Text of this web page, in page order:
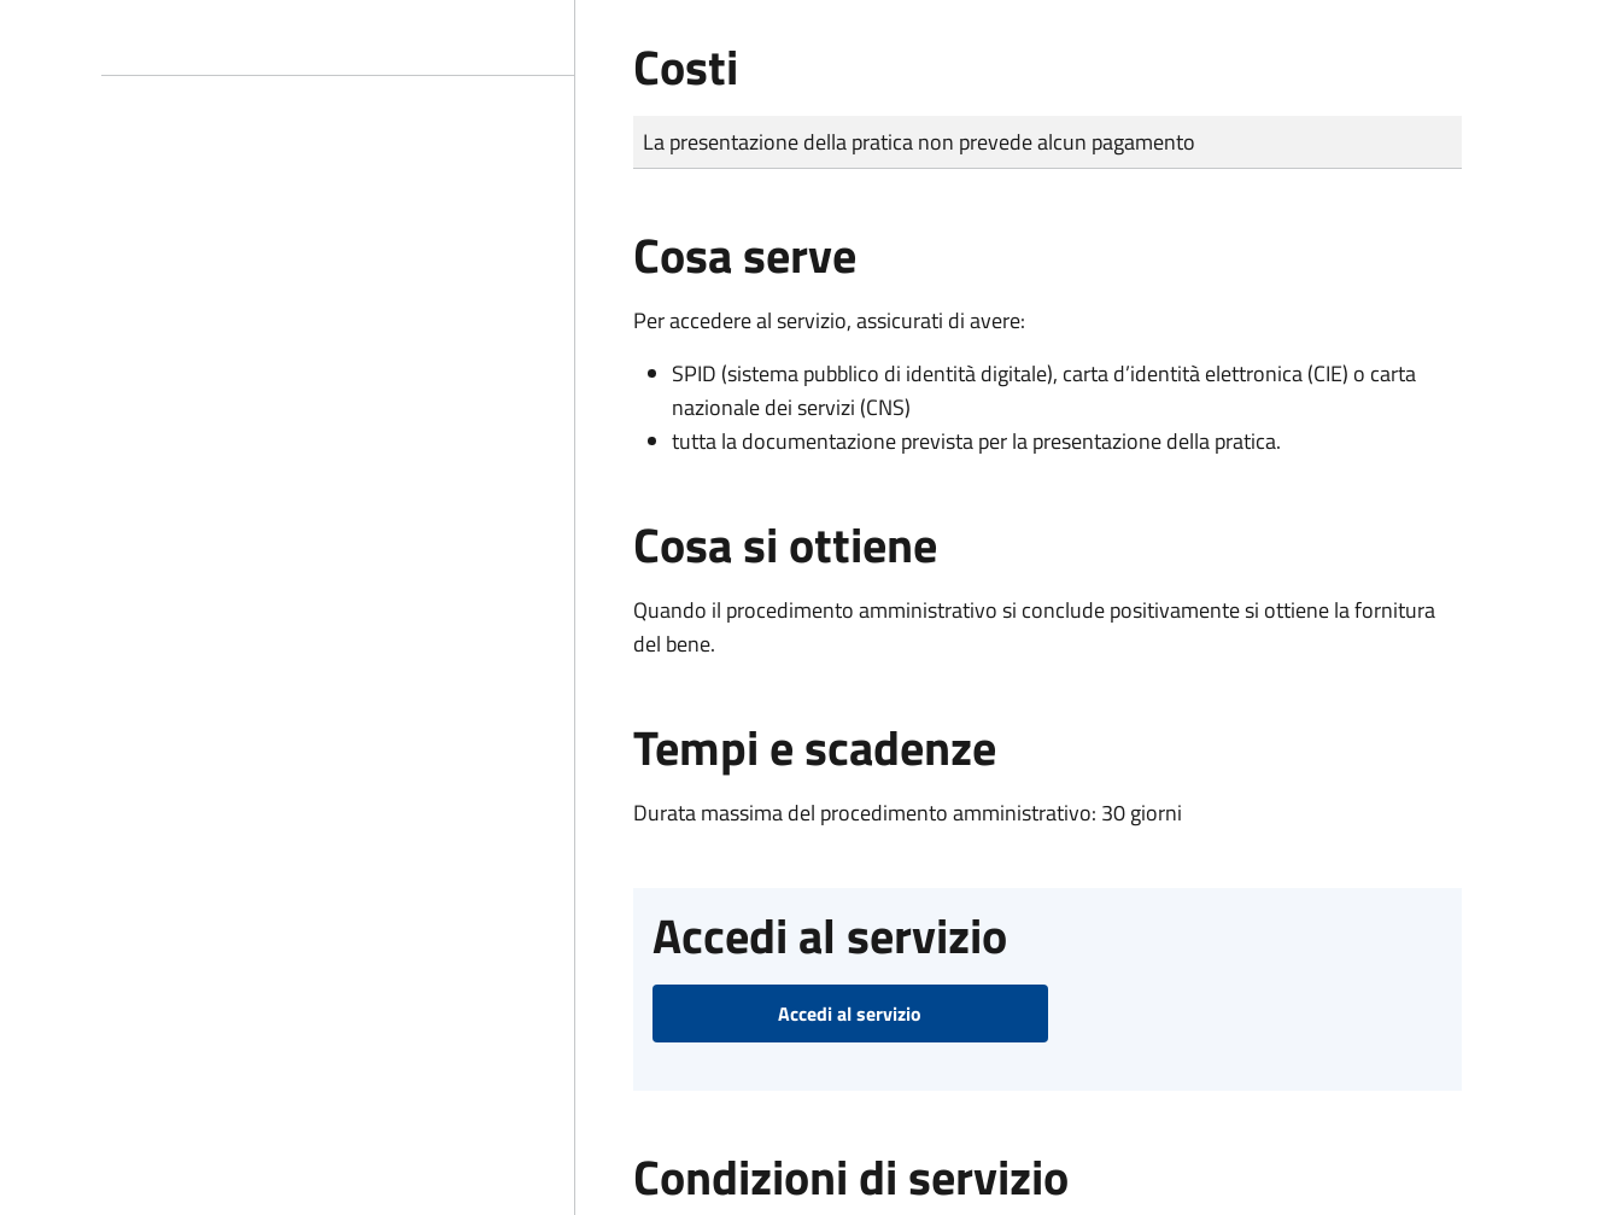
Costi
Tipo di pagamento
Importo
La presentazione della pratica non prevede alcun pagamento
Cosa serve
Per accedere al servizio, assicurati di avere:
SPID (sistema pubblico di identità digitale), carta d’identità elettronica (CIE) o carta
nazionale dei servizi (CNS)
tutta la documentazione prevista per la presentazione della pratica.
Cosa si ottiene
Quando il procedimento amministrativo si conclude positivamente si ottiene la fornitura
del bene.
Tempi e scadenze
Durata massima del procedimento amministrativo: 30 giorni
Accedi al servizio
Accedi al servizio
Condizioni di servizio